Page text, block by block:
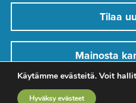
Tilaa
Mainosta
Käytämme evästeitä. Voit
Hyväksy evästeet